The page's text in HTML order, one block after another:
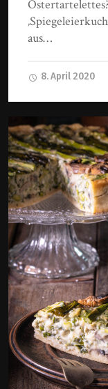
aus…
8. April 2020